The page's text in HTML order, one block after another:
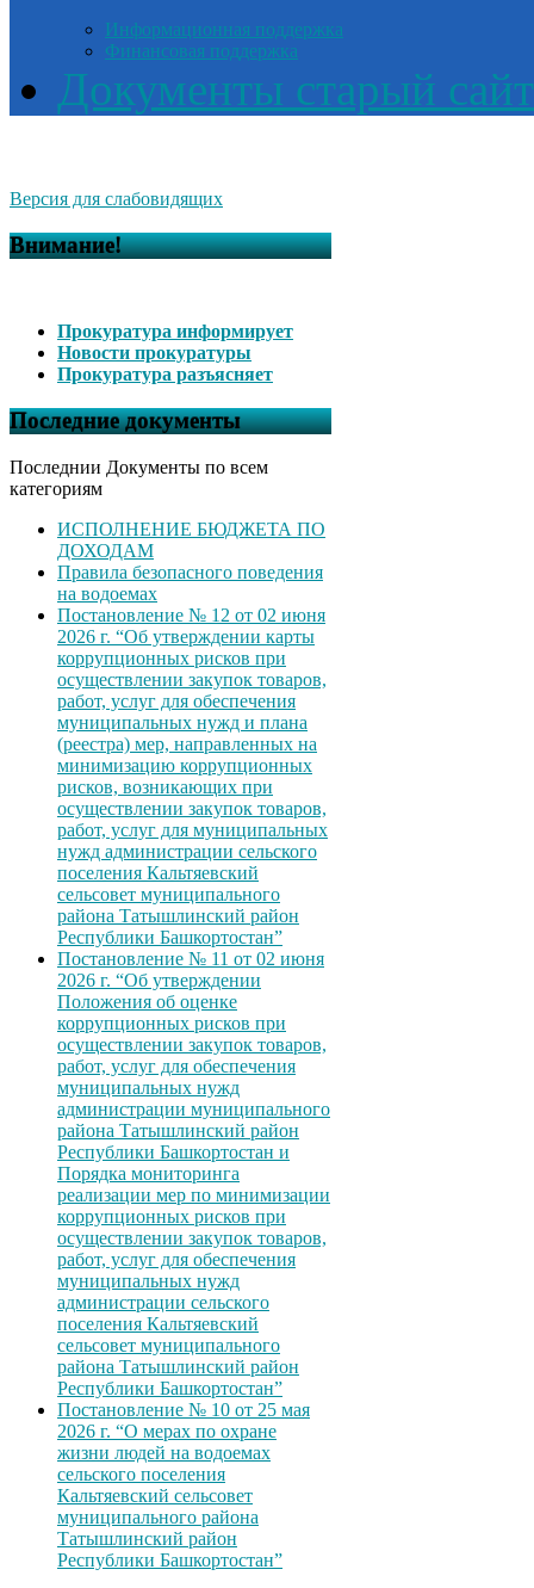
Информационная поддержка
Финансовая поддержка
Документы старый сайт
Версия для слабовидящих
Внимание!
Прокуратура информирует
Новости прокуратуры
Прокуратура разъясняет
Последние документы
Последнии Документы по всем
категориям
ИСПОЛНЕНИЕ БЮДЖЕТА ПО
ДОХОДАМ
Правила безопасного поведения
на водоемах
Постановление № 12 от 02 июня
2026 г. “Об утверждении карты
коррупционных рисков при
осуществлении закупок товаров,
работ, услуг для обеспечения
муниципальных нужд и плана
(реестра) мер, направленных на
минимизацию коррупционных
рисков, возникающих при
осуществлении закупок товаров,
работ, услуг для муниципальных
нужд администрации сельского
поселения Кальтяевский
сельсовет муниципального
района Татышлинский район
Республики Башкортостан”
Постановление № 11 от 02 июня
2026 г. “Об утверждении
Положения об оценке
коррупционных рисков при
осуществлении закупок товаров,
работ, услуг для обеспечения
муниципальных нужд
администрации муниципального
района Татышлинский район
Республики Башкортостан и
Порядка мониторинга
реализации мер по минимизации
коррупционных рисков при
осуществлении закупок товаров,
работ, услуг для обеспечения
муниципальных нужд
администрации сельского
поселения Кальтяевский
сельсовет муниципального
района Татышлинский район
Республики Башкортостан”
Постановление № 10 от 25 мая
2026 г. “О мерах по охране
жизни людей на водоемах
сельского поселения
Кальтяевский сельсовет
муниципального района
Татышлинский район
Республики Башкортостан”